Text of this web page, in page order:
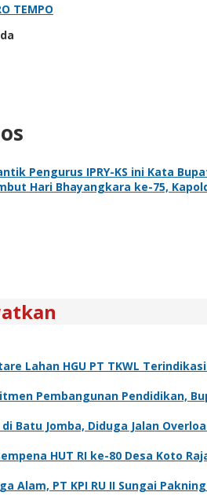
TEMPO
Pengurus IPRY-KS ini Kata
Hari Bhayangkara ke-75,
Lahan HGU PT TKWL
Pembangunan Pendidikan,
Batu Jomba, Diduga Jalan
HUT RI ke-80 Desa Koto
Alam, PT KPI RU II Sungai